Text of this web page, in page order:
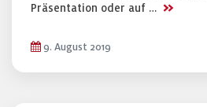
Präsentation oder auf … >>
9. August 2019